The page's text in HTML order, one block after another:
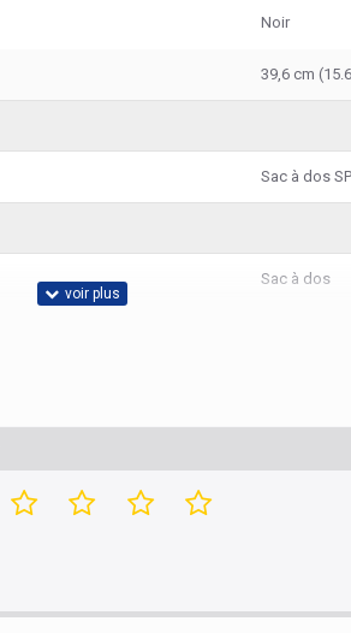
Noir
39,6 cm
Sac à dos
Sac à dos